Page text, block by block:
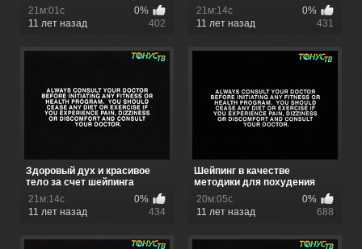
21м:01с
0%
11 лет назад
402
21м:14с
0%
11 лет назад
431
Здоровый дух и красивое
тело за счет шейпинга
21м:14с
0%
11 лет назад
434
Шейпинг в качестве
методики для похудения
20м:05с
0%
11 лет назад
688